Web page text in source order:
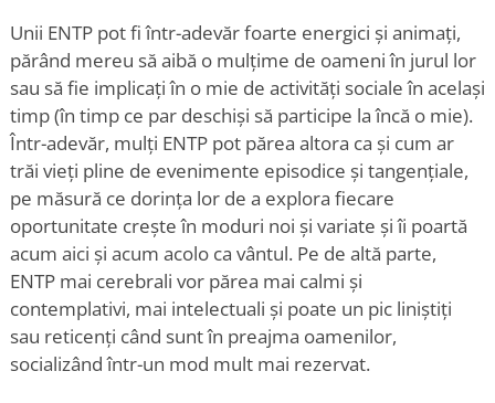
Unii ENTP pot fi într-adevăr foarte energici și animați,
părând mereu să aibă o mulțime de oameni în jurul lor
sau să fie implicați în o mie de activități sociale în același
timp (în timp ce par deschiși să participe la încă o mie).
Într-adevăr, mulți ENTP pot părea altora ca și cum ar
trăi vieți pline de evenimente episodice și tangențiale,
pe măsură ce dorința lor de a explora fiecare
oportunitate crește în moduri noi și variate și îi poartă
acum aici și acum acolo ca vântul. Pe de altă parte,
ENTP mai cerebrali vor părea mai calmi și
contemplativi, mai intelectuali și poate un pic liniștiți
sau reticenți când sunt în preajma oamenilor,
socializând într-un mod mult mai rezervat.